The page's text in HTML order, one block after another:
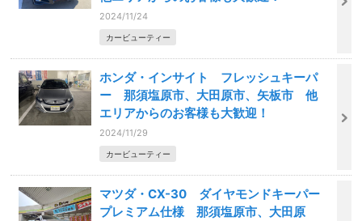
2024/11/24
カービューティー
ホンダ・インサイト フレッシュキーパ
ー 那須塩原市、大田原市、矢板市 他
エリアからのお客様も大歓迎！
2024/11/29
カービューティー
マツダ・CX-30 ダイヤモンドキーパー
プレミアム仕様 那須塩原市、大田原